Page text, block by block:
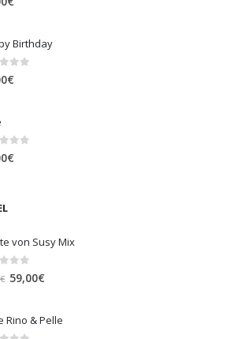
Birthday
of 5
€
of 5
€
von Susy Mix
of 5
€ Ursprünglicher
79,90€
59,00€
59,00€.
Rino & Pelle